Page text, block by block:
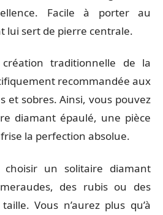
Facile à porter au
lui sert de pierre centrale.
traditionnelle de la
recommandée aux
et sobres. Ainsi, vous pouvez
diamant épaulé, une pièce
la perfection absolue.
choisir un solitaire diamant
des rubis ou des
Vous n’aurez plus qu’à